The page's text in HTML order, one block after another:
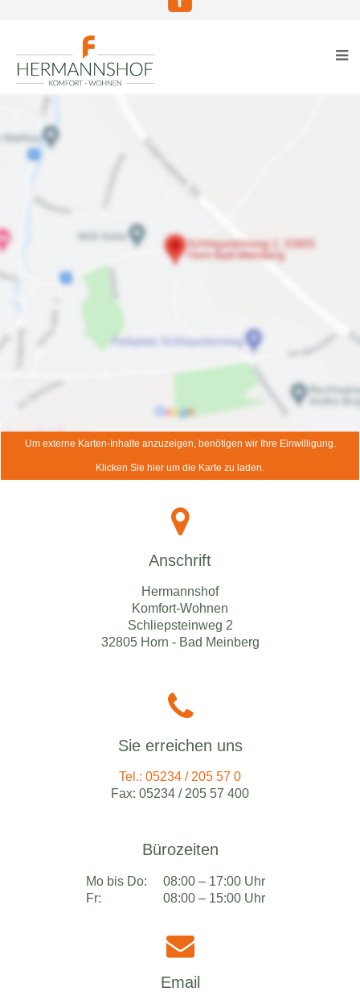
Um externe Karten-Inhalte anzuzeigen, benötigen wir Ihre Einwilligung.
Klicken Sie hier um die Karte zu laden.
Anschrift
Hermannshof
Komfort-Wohnen
Schliepsteinweg 2
32805 Horn - Bad Meinberg
Sie erreichen uns
Tel.: 05234 / 205 57 0
Fax: 05234 / 205 57 400
Bürozeiten
Mo bis Do:
08:00 – 17:00 Uhr
Fr:
08:00 – 15:00 Uhr
Email